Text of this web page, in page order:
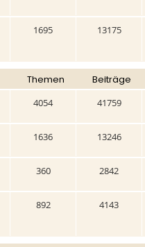
1695 13175
Themen Beiträge
4054 41759
1636 13246
360 2842
892 4143